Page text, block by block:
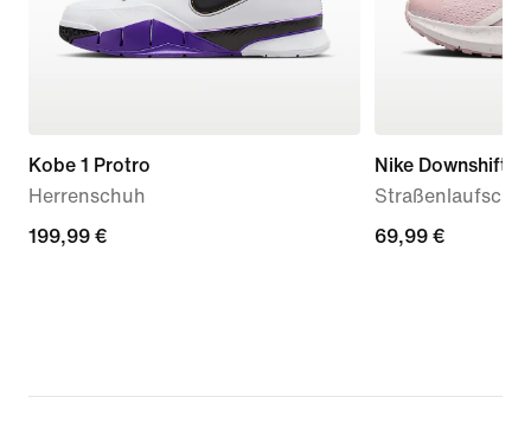
Kobe 1 Protro
Herrenschuh
199,99 €
199,99 €
Nike Downshifter
69,99 €
69,99 €